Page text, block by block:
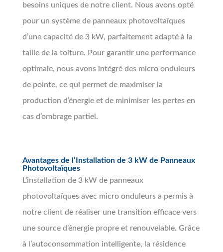
besoins uniques de notre client. Nous avons opté
pour un système de panneaux photovoltaïques
d’une capacité de 3 kW, parfaitement adapté à la
taille de la toiture. Pour garantir une performance
optimale, nous avons intégré des micro onduleurs
de pointe, ce qui permet de maximiser la
production d’énergie et de minimiser les pertes en
cas d’ombrage partiel.
Avantages de l’Installation de 3 kW de Panneaux
Photovoltaïques
L’installation de 3 kW de panneaux
photovoltaïques avec micro onduleurs a permis à
notre client de réaliser une transition efficace vers
une source d’énergie propre et renouvelable. Grâce
à l’autoconsommation intelligente, la résidence